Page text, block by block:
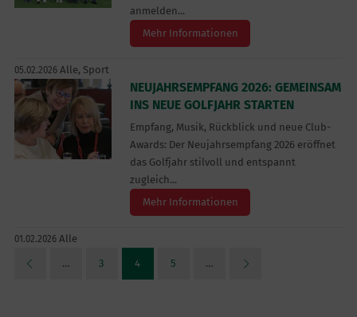
anmelden...
Mehr Informationen
05.02.2026 Alle, Sport
NEUJAHRSEMPFANG 2026: GEMEINSAM
INS NEUE GOLFJAHR STARTEN
Empfang, Musik, Rückblick und neue Club-
Awards: Der Neujahrsempfang 2026 eröffnet
das Golfjahr stilvoll und entspannt
zugleich...
Mehr Informationen
01.02.2026 Alle
… 3 4 5 …